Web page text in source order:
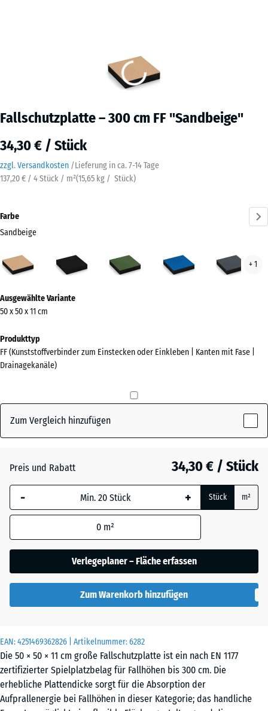
Fallschutzplatte – 300 cm FF "Sandbeige"
34,30 € / Stück
zzgl. Versandkosten /Lieferung in ca. 7-14 Tage
137,20 € / 4 Stück / m²(15,65 kg / Stück)
EAN:4251469362826 | Artikelnummer:6282
Die 50 × 50 × 11 cm große Fallschutzplatte ist ein nach EN 1177
zertifizierter Spielplatzbelag für Fallhöhen bis 300 cm. Die
erhebliche Plattendicke sorgt für die Absorption der
Aufprallenergie bei Fallhöhen in dieser Kategorie; das handliche
Farbe
Sandbeige
Sandbeige
(active)
Grasgrün Himmelblau
+ 1
Informationen
zu
Farben?
Farbpalette
(active)
Grasgrün - 2,90 €
Himmelblau - 0,30 €
Schiefergrau - 0,30 €
Ausgewählte Variante
50 x 50 x 11 cm
Produkttyp
FF (Kunststoffverbinder zum Einstecken oder Einkleben | Kanten mit Fase |
Drainagekanäle)
Zum Vergleich hinzufügen
Preis und Rabatt 34,30 € / Stück
- + Stück m²
0 m²
Verlegeplaner – Fläche erfassen
Zum Warenkorb hinzufügen